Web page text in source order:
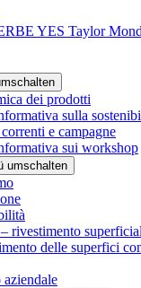
dei prodotti
sulla
e campagne
sui workshop
umschalten
rivestimento
delle superfici
aziendale